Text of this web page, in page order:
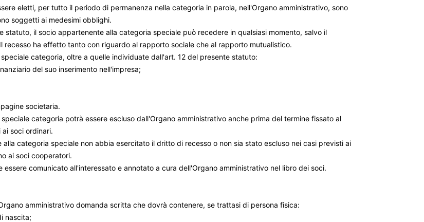
eletti, per tutto il periodo di permanenza nella categoria in parola, nell'Organo amministrativo, sono
soggetti ai medesimi obblighi.
il socio appartenente alla categoria speciale può recedere in qualsiasi momento, salvo il
recesso ha effetto tanto con riguardo al rapporto sociale che al rapporto mutualistico.
categoria, oltre a quelle individuate dall'art. 12 del presente statuto:
del suo inserimento nell'impresa;
societaria.
categoria potrà essere escluso dall'Organo amministrativo anche prima del termine fissato al
soci ordinari.
categoria speciale non abbia esercitato il dritto di recesso o non sia stato escluso nei casi previsti ai
ai soci cooperatori.
comunicato all'interessato e annotato a cura dell'Organo amministrativo nel libro dei soci.
amministrativo domanda scritta che dovrà contenere, se trattasi di persona fisica:
nascita;